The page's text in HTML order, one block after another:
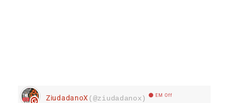
ZiudadanoX (@ziudadanox) EM Off